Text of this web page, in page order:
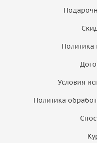
Политика
Условия
Политика